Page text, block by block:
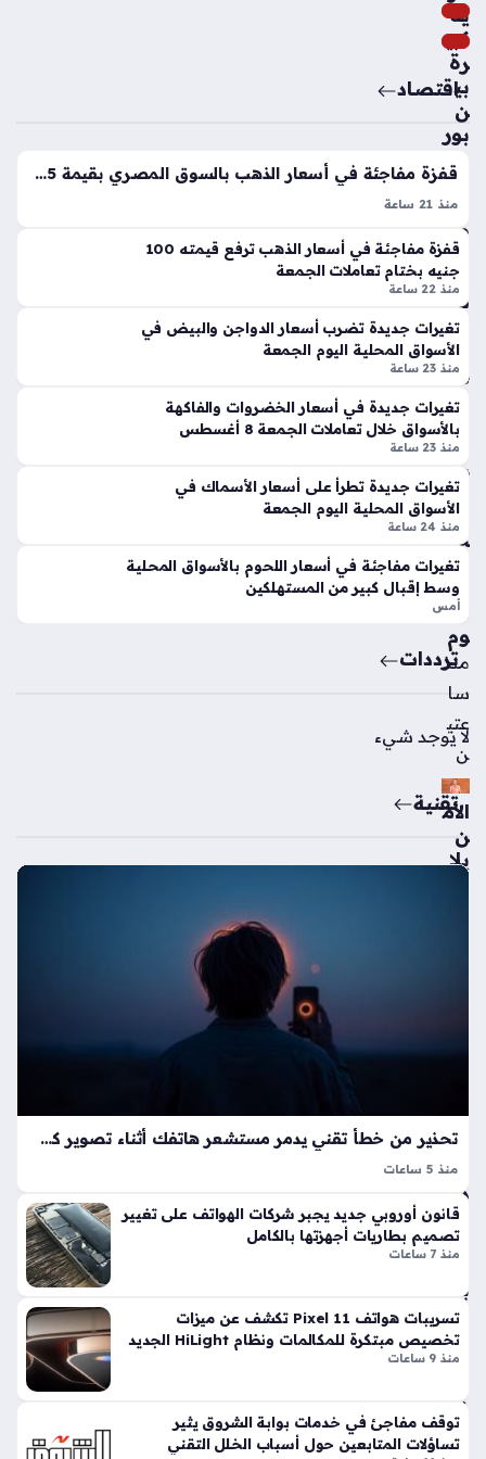
هل
ي
وائ
ل
جم
عة
مع
س
كر
الف
ري
ق
الم
قا
م
بإ
سب
انيا
منذ
سا
عا
ت
ية
كبي
رة
بي
ن
بور
ص
الد
وا
جن
والأ
س
عار
الن
هائ
ية
في
الم
حلا
ت
الت
جا
ري
ة
الي
وم
منذ
سا
عتي
ن
الأم
ن
يلا
عل
ف
ثمي
ن
داخ
ل
مع
مل
بأ
سل
و
ب
غا
فل
اقتصاد
قفزة مفاجئة في أسعار الذهب بالسوق المصري بقيمة 45 جنيها للجرام الواحد
منذ 21 ساعة
جنيهًا في الجرام الواحد مقارنة بالتحديثات السابقة. يأتي هذا التحرك
قفزة مفاجئة في أسعار الذهب ترفع قيمته 100
جنيه بختام تعاملات الجمعة
منذ 22 ساعة
تغيرات جديدة تضرب أسعار الدواجن والبيض في
الأسواق المحلية اليوم الجمعة
منذ 23 ساعة
تغيرات جديدة في أسعار الخضروات والفاكهة
بالأسواق خلال تعاملات الجمعة 8 أغسطس
منذ 23 ساعة
تغيرات جديدة تطرأ على أسعار الأسماك في
الأسواق المحلية اليوم الجمعة
منذ 24 ساعة
تغيرات مفاجئة في أسعار اللحوم بالأسواق المحلية
وسط إقبال كبير من المستهلكين
أمس
ترددات
لا يوجد شيء
تقنية
تحذير من خطأ تقني يدمر مستشعر هاتفك أثناء تصوير كسوف الشمس المرتقب
منذ 5 ساعات
فرصة فلكية نادرة تتطلب توخي الحذر عند استخدام الهواتف للتوثيق،
إذ إن توجيه العدسات مباشرة نحو قرص الشمس قد يسبب…
قانون أوروبي جديد يجبر شركات الهواتف على تغيير
تصميم بطاريات أجهزتها بالكامل
منذ 7 ساعات
تسريبات هواتف Pixel 11 تكشف عن ميزات
تخصيص مبتكرة للمكالمات ونظام HiLight الجديد
منذ 9 ساعات
توقف مفاجئ في خدمات بوابة الشروق يثير
تساؤلات المتابعين حول أسباب الخلل التقني